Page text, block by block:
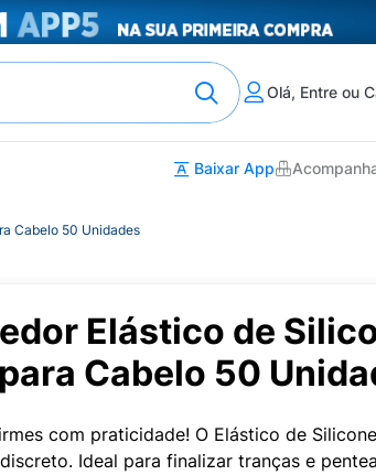
Olá, Entre ou
Baixar App
Cabelo 50 Unidades
Elástico de
Cabelo 50
com praticidade! O Elástico de
Ideal para finalizar tranças e